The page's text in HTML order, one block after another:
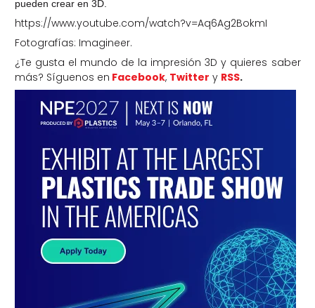
pueden crear en 3D.
https://www.youtube.com/watch?v=Aq6Ag2BokmI
Fotografías: Imagineer.
¿Te gusta el mundo de la impresión 3D y quieres saber
más? Síguenos en Facebook, Twitter y RSS.